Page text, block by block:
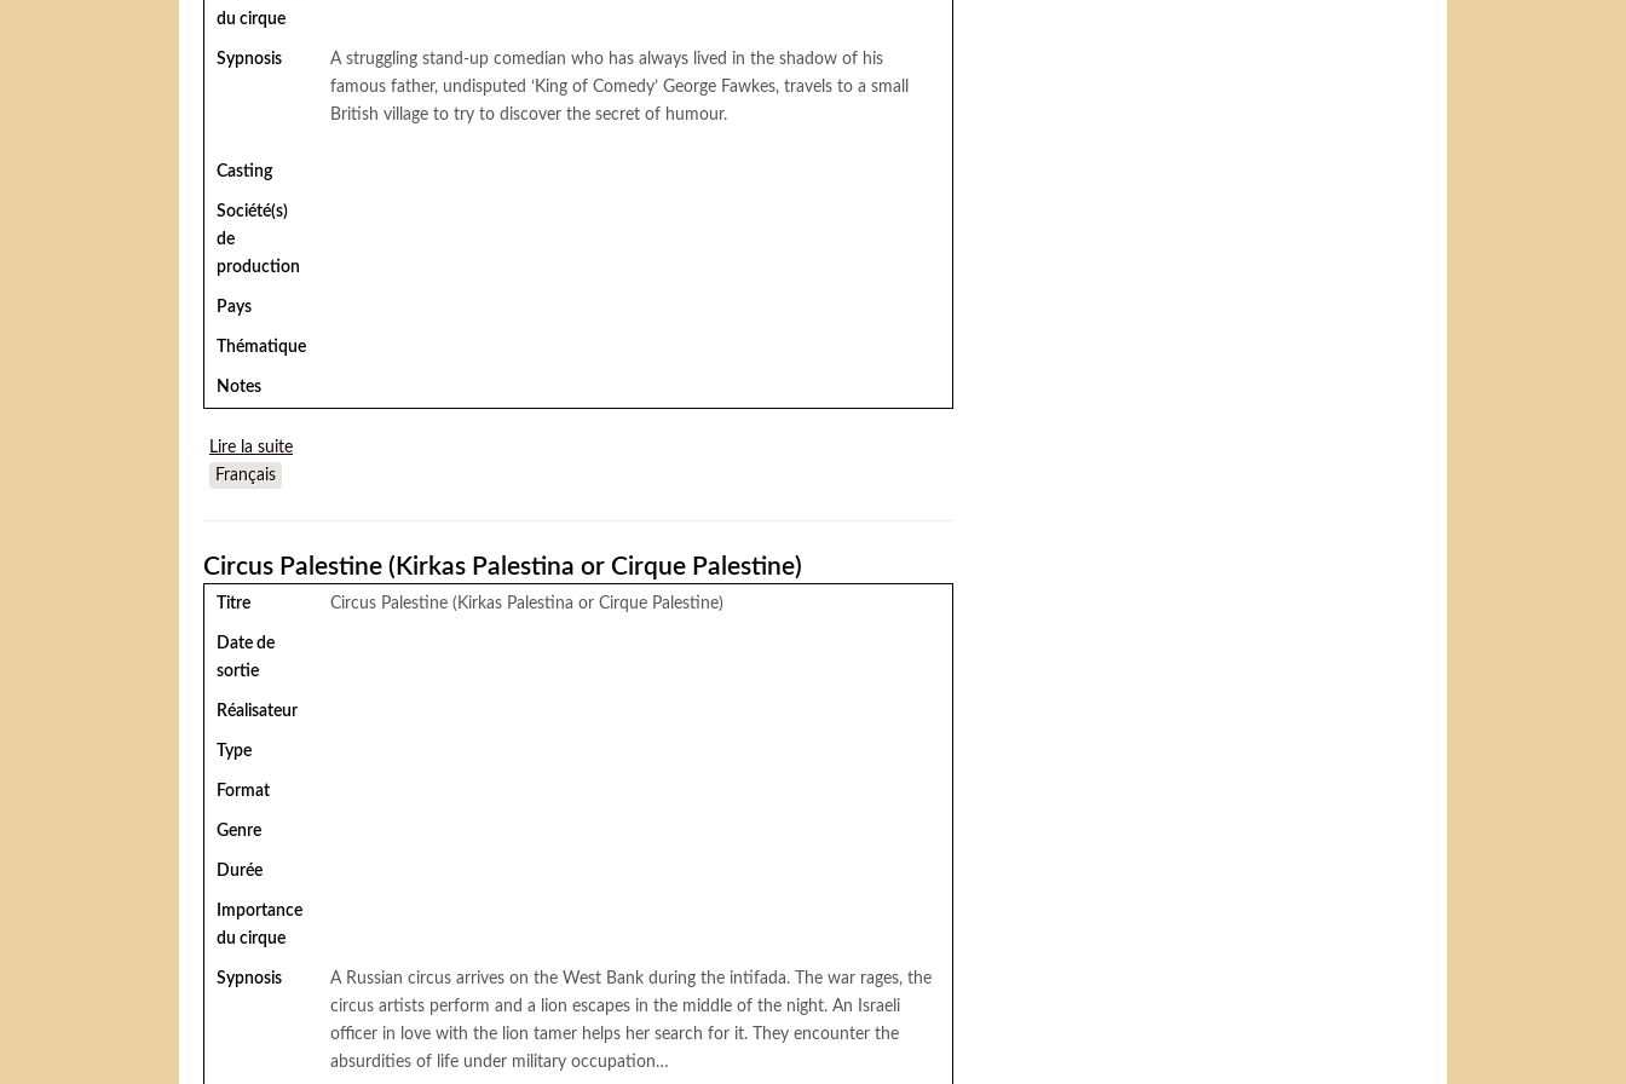
du cirque
Sypnosis
A struggling stand-up comedian who has always lived in the shadow of his
famous father, undisputed ‘King of Comedy’ George Fawkes, travels to a small
British village to try to discover the secret of humour.
Casting
Société(s)
de
production
Pays
Thématique
Notes
Lire la suite
Français
Circus Palestine (Kirkas Palestina or Cirque Palestine)
Titre Circus Palestine (Kirkas Palestina or Cirque Palestine)
Date de
sortie
Réalisateur
Type
Format
Genre
Durée
Importance
du cirque
Sypnosis
A Russian circus arrives on the West Bank during the intifada. The war rages, the
circus artists perform and a lion escapes in the middle of the night. An Israeli
officer in love with the lion tamer helps her search for it. They encounter the
absurdities of life under military occupation…